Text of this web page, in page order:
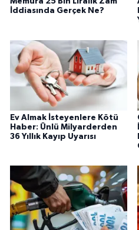
İddiasında Gerçek Ne?
Ev Almak İsteyenlere Kötü
Haber: Ünlü Milyarderden
36 Yıllık Kayıp Uyarısı